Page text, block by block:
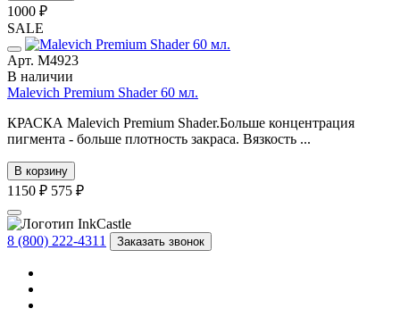
1000 ₽
SALE
Арт. М4923
В наличии
Malevich Premium Shader 60 мл.
КРАСКА Malevich Premium Shader.Больше концентрация
пигмента - больше плотность закраса. Вязкость ...
В корзину
1150 ₽ 575 ₽
8 (800) 222-4311 Заказать звонок